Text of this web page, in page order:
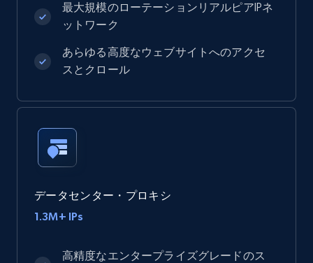
最大規模のローテーションリアルピアIPネ
ットワーク
あらゆる高度なウェブサイトへのアクセ
スとクロール
データセンター・プロキシ
1.3M+ IPs
高精度なエンタープライズグレードのス